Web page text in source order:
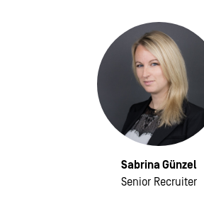
Sabrina Günzel
Senior Recruiter